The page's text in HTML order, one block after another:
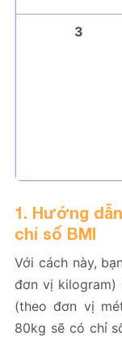
3
1. Hướng
chỉ số BMI
Với cách này,
đơn vị kilogram)
(theo đơn vị
80kg sẽ có chỉ